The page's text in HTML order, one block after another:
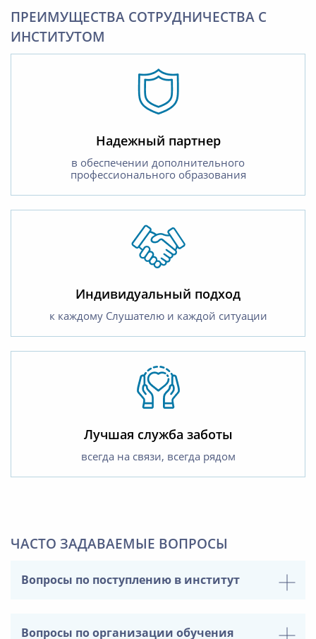
ПРЕИМУЩЕСТВА СОТРУДНИЧЕСТВА С
ИНСТИТУТОМ
Надежный партнер
в обеспечении дополнительного
профессионального образования
Индивидуальный подход
к каждому Слушателю и каждой ситуации
Лучшая служба заботы
всегда на связи, всегда рядом
ЧАСТО ЗАДАВАЕМЫЕ ВОПРОСЫ
Вопросы по поступлению в институт
Вопросы по организации обучения